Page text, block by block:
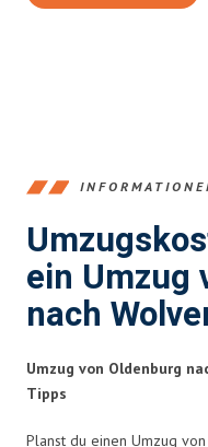
ein Umzug
nach
Umzug von Oldenburg
Tipps
Planst du einen Umzug